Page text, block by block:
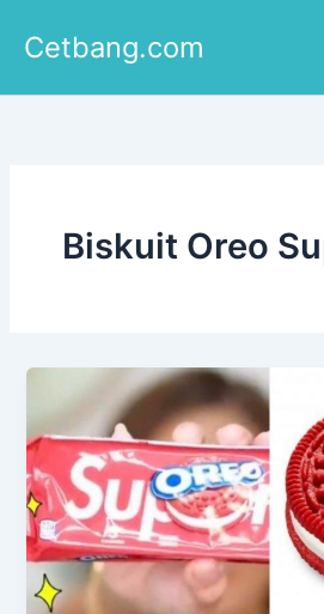
Cetbang.com
Biskuit Oreo